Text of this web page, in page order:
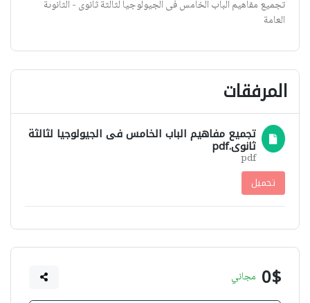
تجميع مفاهيم الباب الخامس فى الجيولوجيا لثالثة ثانوى - الثانوىة
العامة
المرفقات
تجميع مفاهيم الباب الخامس فى الجيولوجيا لثالثة
ثانوى.pdf
pdf
تحميل
0$ مجاني